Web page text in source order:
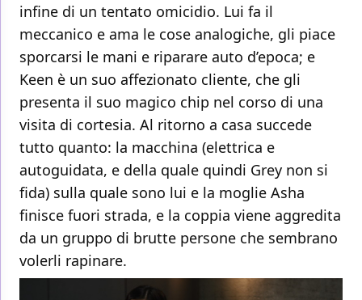
infine di un tentato omicidio. Lui fa il
meccanico e ama le cose analogiche, gli piace
sporcarsi le mani e riparare auto d’epoca; e
Keen è un suo affezionato cliente, che gli
presenta il suo magico chip nel corso di una
visita di cortesia. Al ritorno a casa succede
tutto quanto: la macchina (elettrica e
autoguidata, e della quale quindi Grey non si
fida) sulla quale sono lui e la moglie Asha
finisce fuori strada, e la coppia viene aggredita
da un gruppo di brutte persone che sembrano
volerli rapinare.